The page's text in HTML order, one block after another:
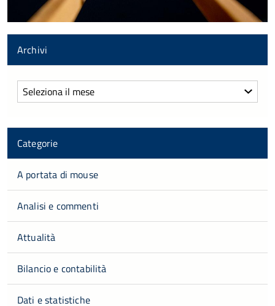
Archivi
Archivi
Categorie
A portata di mouse
Analisi e commenti
Attualità
Bilancio e contabilità
Dati e statistiche